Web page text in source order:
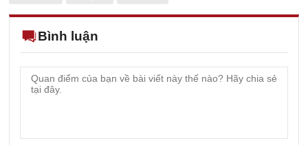
Bình luận